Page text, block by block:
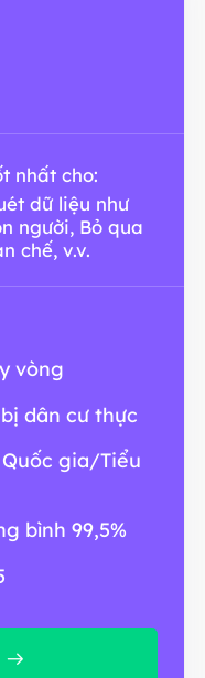
nhất cho:
dữ liệu như
người, Bỏ qua
chế, v.v.
vòng
dân cư thực
gia/Tiểu
bình 99,5%